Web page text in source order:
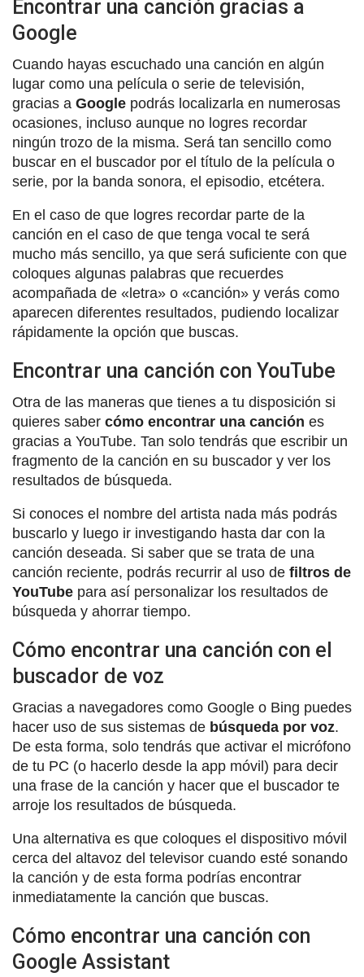
Encontrar una canción gracias a
Google
Cuando hayas escuchado una canción en algún
lugar como una película o serie de televisión,
gracias a Google podrás localizarla en numerosas
ocasiones, incluso aunque no logres recordar
ningún trozo de la misma. Será tan sencillo como
buscar en el buscador por el título de la película o
serie, por la banda sonora, el episodio, etcétera.
En el caso de que logres recordar parte de la
canción en el caso de que tenga vocal te será
mucho más sencillo, ya que será suficiente con que
coloques algunas palabras que recuerdes
acompañada de «letra» o «canción» y verás como
aparecen diferentes resultados, pudiendo localizar
rápidamente la opción que buscas.
Encontrar una canción con YouTube
Otra de las maneras que tienes a tu disposición si
quieres saber cómo encontrar una canción es
gracias a YouTube. Tan solo tendrás que escribir un
fragmento de la canción en su buscador y ver los
resultados de búsqueda.
Si conoces el nombre del artista nada más podrás
buscarlo y luego ir investigando hasta dar con la
canción deseada. Si saber que se trata de una
canción reciente, podrás recurrir al uso de filtros de
YouTube para así personalizar los resultados de
búsqueda y ahorrar tiempo.
Cómo encontrar una canción con el
buscador de voz
Gracias a navegadores como Google o Bing puedes
hacer uso de sus sistemas de búsqueda por voz.
De esta forma, solo tendrás que activar el micrófono
de tu PC (o hacerlo desde la app móvil) para decir
una frase de la canción y hacer que el buscador te
arroje los resultados de búsqueda.
Una alternativa es que coloques el dispositivo móvil
cerca del altavoz del televisor cuando esté sonando
la canción y de esta forma podrías encontrar
inmediatamente la canción que buscas.
Cómo encontrar una canción con
Google Assistant